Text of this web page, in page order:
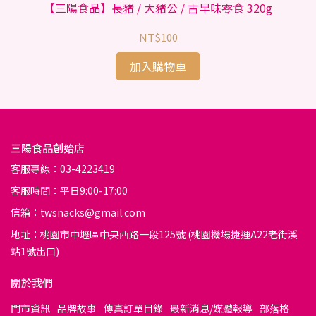
【三陽食品】長豬 / 大豬公 / 古早味零食 320g
NT$100
加入購物車
三陽食品創始店
客服專線：03-4223419
客服時間：平日9:00-17:00
信箱：twsnacks@gmail.com
地址：桃園市中壢區中央西路一段125號 (桃園機場捷運A22老街溪
站1號出口)
關於我們
門市資訊 品牌故事 傳真訂單目錄 最新消息/媒體報導 部落格